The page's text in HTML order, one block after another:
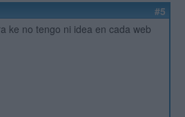
#5
ke no tengo ni idea en cada web